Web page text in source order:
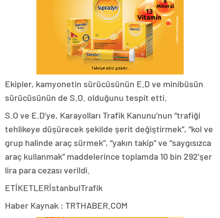
Ekipler, kamyonetin sürücüsünün E.D ve minibüsün
sürücüsünün de S.O. olduğunu tespit etti.
S.O ve E.D’ye, Karayolları Trafik Kanunu’nun “trafiği
tehlikeye düşürecek şekilde şerit değiştirmek”, “kol ve
grup halinde araç sürmek”, “yakın takip” ve “saygısızca
araç kullanmak” maddelerince toplamda 10 bin 292’şer
lira para cezası verildi.
ETİKETLERİstanbulTrafik
Haber Kaynak : TRTHABER.COM